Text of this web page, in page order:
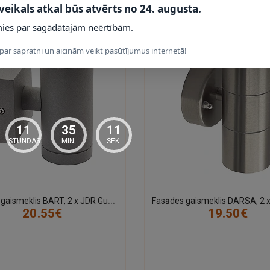
F
asādes gaismeklis BART, 2 x JDR Gu10, max. 35W, IP54, alumīnijs
20.55€
19.50€
atkal būs atvērts no 24. augusta.
par sagādātajām neērtībām.
sapratni un aicinām veikt pasūtījumus internetā!
11
STUNDAS
35
MIN.
10
SEK.